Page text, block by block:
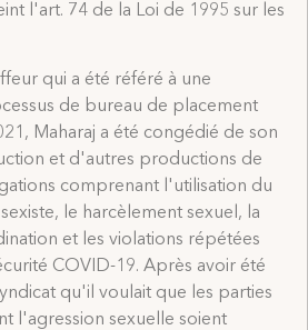
l'art. 74 de la Loi de 1995 sur les
qui a été référé à une
de bureau de placement
Maharaj a été congédié de son
et d'autres productions de
comprenant l'utilisation du
le harcèlement sexuel, la
et les violations répétées
COVID-19. Après avoir été
qu'il voulait que les parties
l'agression sexuelle soient